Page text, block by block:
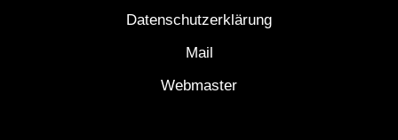
Datenschutzerklärung
Mail
Webmaster